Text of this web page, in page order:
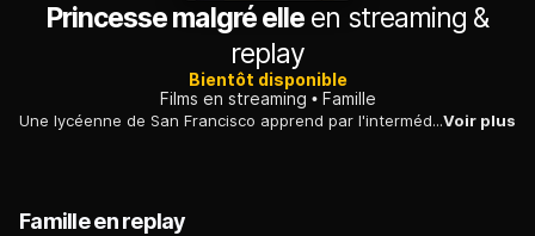
Princesse malgré elle en streaming &
replay
Bientôt disponible
Films en streaming
Famille
Une lycéenne de San Francisco apprend par l'intermédiaire de sa grand-mère paternelle qu'elle est l'unique héritière d'un royaume d'Europe de l'Est...Voir plus
Famille en replay